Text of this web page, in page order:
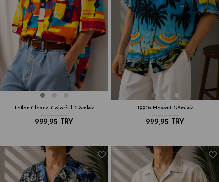
Tailor Classic Colorful Gömlek
999,95 TRY
1990s Hawaii Gömlek
999,95 TRY